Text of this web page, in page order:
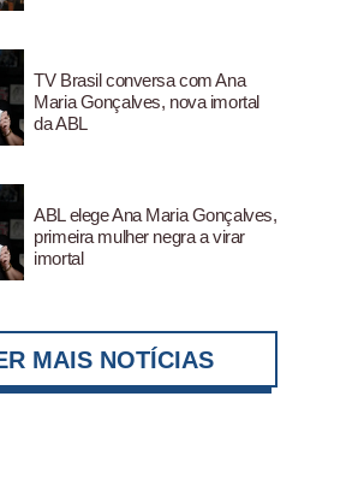
TV Brasil conversa com Ana
Maria Gonçalves, nova imortal
da ABL
ABL elege Ana Maria Gonçalves,
primeira mulher negra a virar
imortal
VER MAIS NOTÍCIAS